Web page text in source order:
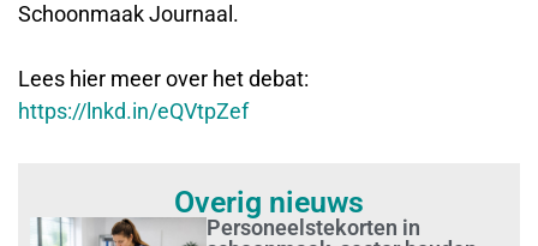
Schoonmaak Journaal.
Lees hier meer over het debat:
https://lnkd.in/eQVtpZef
Overig nieuws
Personeelstekorten in